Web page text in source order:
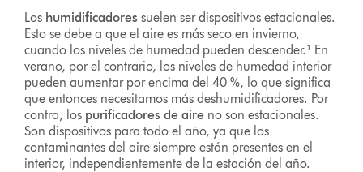
Los humidificadores suelen ser dispositivos estacionales.
Esto se debe a que el aire es más seco en invierno,
cuando los niveles de humedad pueden descender.¹ En
verano, por el contrario, los niveles de humedad interior
pueden aumentar por encima del 40 %, lo que significa
que entonces necesitamos más deshumidificadores. Por
contra, los purificadores de aire no son estacionales.
Son dispositivos para todo el año, ya que los
contaminantes del aire siempre están presentes en el
interior, independientemente de la estación del año.